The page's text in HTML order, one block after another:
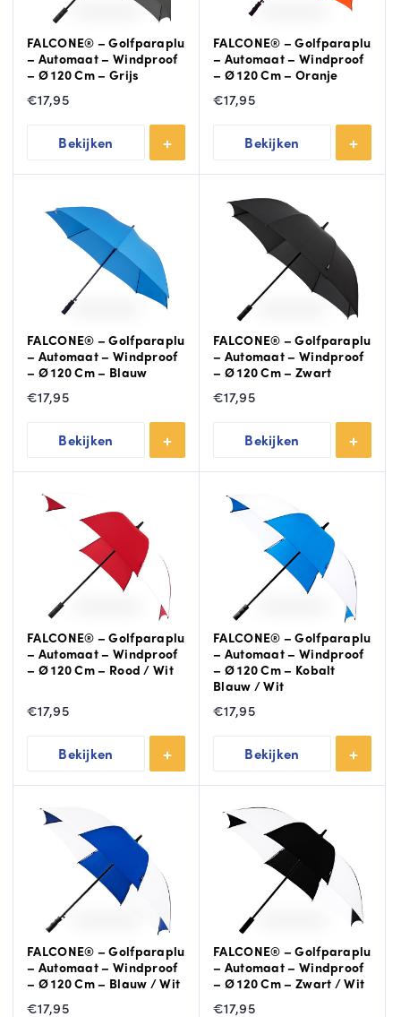
FALCONE® – Golfparaplu
– Automaat – Windproof
– Ø 120 Cm – Grijs
€17,95
Bekijken
FALCONE® – Golfparaplu
– Automaat – Windproof
– Ø 120 Cm – Oranje
€17,95
Bekijken
FALCONE® – Golfparaplu
– Automaat – Windproof
– Ø 120 Cm – Blauw
€17,95
Bekijken
FALCONE® – Golfparaplu
– Automaat – Windproof
– Ø 120 Cm – Zwart
€17,95
Bekijken
FALCONE® – Golfparaplu
– Automaat – Windproof
– Ø 120 Cm – Rood / Wit
€17,95
Bekijken
FALCONE® – Golfparaplu
– Automaat – Windproof
– Ø 120 Cm – Kobalt
Blauw / Wit
€17,95
Bekijken
FALCONE® – Golfparaplu
– Automaat – Windproof
– Ø 120 Cm – Blauw / Wit
€17,95
FALCONE® – Golfparaplu
– Automaat – Windproof
– Ø 120 Cm – Zwart / Wit
€17,95